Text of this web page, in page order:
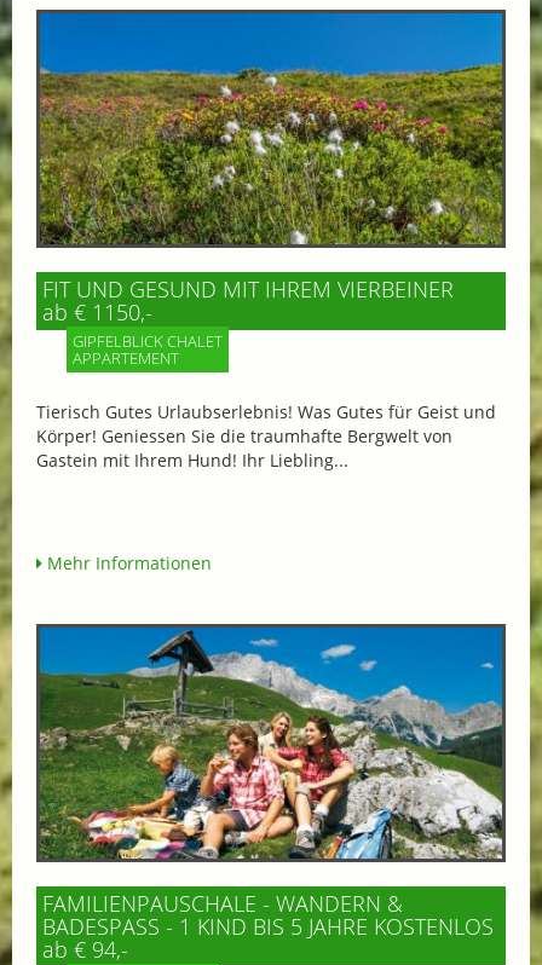
FIT UND GESUND MIT IHREM VIERBEINER
ab € 1150,-
GIPFELBLICK CHALET
APPARTEMENT
Tierisch Gutes Urlaubserlebnis! Was Gutes für Geist und
Körper! Geniessen Sie die traumhafte Bergwelt von
Gastein mit Ihrem Hund! Ihr Liebling...
Mehr Informationen
FAMILIENPAUSCHALE - WANDERN &
BADESPASS - 1 KIND BIS 5 JAHRE KOSTENLOS
ab € 94,-